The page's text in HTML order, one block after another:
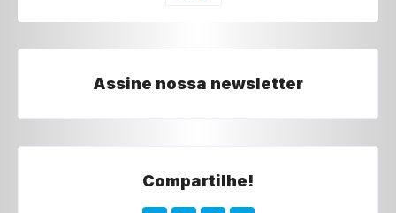
Assine nossa newsletter
Compartilhe!